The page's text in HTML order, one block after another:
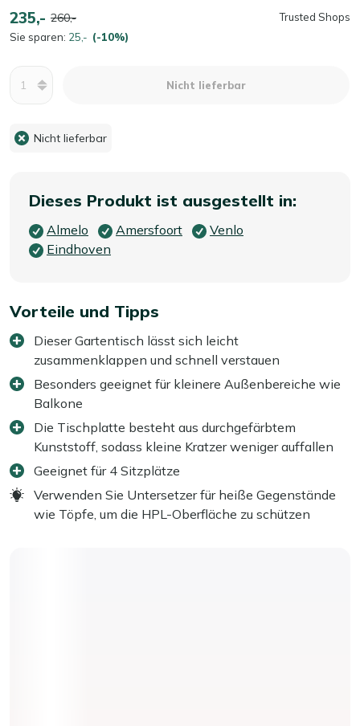
235,- 260,-
Sie sparen: 25,- (-10%)
Trusted Shops
Nicht lieferbar
Nicht lieferbar
Dieses Produkt ist ausgestellt in:
Almelo Amersfoort
Venlo
Eindhoven
Vorteile und Tipps
Dieser Gartentisch lässt sich leicht
zusammenklappen und schnell verstauen
Besonders geeignet für kleinere Außenbereiche wie
Balkone
Die Tischplatte besteht aus durchgefärbtem
Kunststoff, sodass kleine Kratzer weniger auffallen
Geeignet für 4 Sitzplätze
Verwenden Sie Untersetzer für heiße Gegenstände
wie Töpfe, um die HPL-Oberfläche zu schützen